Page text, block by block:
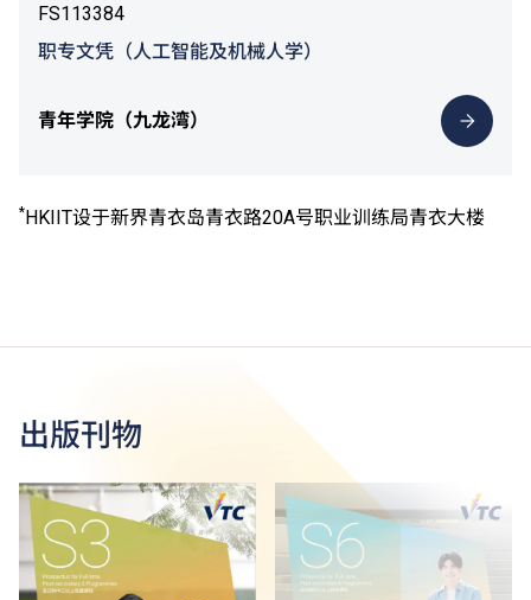
FS113384
职专文凭（人工智能及机械人学）
青年学院（九龙湾）
*HKIIT设于新界青衣岛青衣路20A号职业训练局青衣大楼
出版刊物